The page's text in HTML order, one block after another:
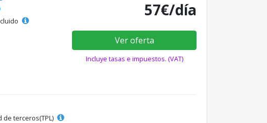
57€/día
Ver oferta
Incluye tasas e impuestos. (VAT)
de terceros(TPL)